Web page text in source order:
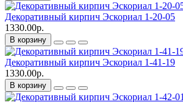
Декоративный кирпич Эскориал 1-20-05
1330.00р.
В корзину
Декоративный кирпич Эскориал 1-41-19
1330.00р.
В корзину